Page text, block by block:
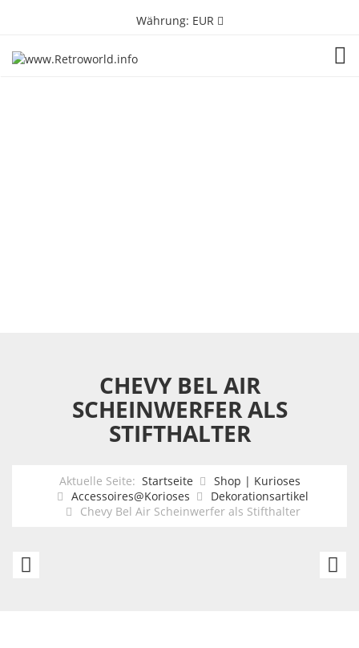
Währung: EUR
CHEVY BEL AIR
SCHEINWERFER ALS
STIFTHALTER
Aktuelle Seite: Startseite
Shop | Kurioses
Accessoires@Korioses
Dekorationsartikel
Chevy Bel Air Scheinwerfer als Stifthalter